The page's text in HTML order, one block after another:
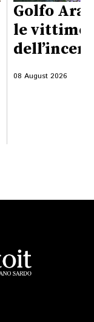
Golfo
le vittime
08 August 2026